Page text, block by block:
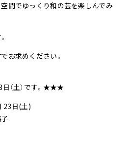
間でゆっくり和の芸を楽しんでみ
お求めください。
（土）です。★★★
日(土)